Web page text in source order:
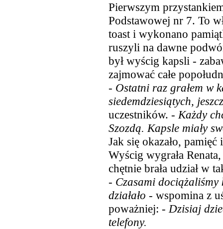
Pierwszym
Podstawowej nr 7. To
toast i wykonano
ruszyli na dawne
był wyścig kapsli -
zajmować całe
- Ostatni raz grałem w
siedemdziesiątych,
uczestników. - Każdy
Szozdą. Kapsle miały
Jak się okazało,
Wyścig wygrała
chętnie brała udział w
- Czasami
działało - wspomina z
poważniej: - Dzisiaj
telefony.